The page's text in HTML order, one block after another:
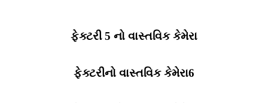
ફેક્ટરી 5 નો વાસ્તવિક કેમેરા
ફેક્ટરીનો વાસ્તવિક કેમેરા6